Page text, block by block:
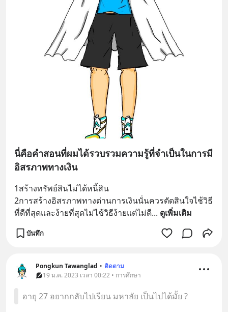
นี่คือคำสอนที่ผมได้รวบรวมความรู้ที่จำเป็นในการมี
อิสรภาพทางเงิน
1สร้างทรัพย์สินไม่ได้หนี้สิน
2การสร้างอิสรภาพทางด่านการเงินนั่นควรตัดสินใจไช้วิธี
ที่ดีที่สุดและง้ายที่สุดไม่ไช้วิธีง้ายแต่ไม่ดี... ดูเพิ่มเติม
บันทึก
Pongkun Tawanglad • ติดตาม
19 ม.ค. 2023 เวลา 00:22 • การศึกษา
อายุ 27 อยากกลับไปเรียน มหาลัย เป็นไปได้มั้ย ?